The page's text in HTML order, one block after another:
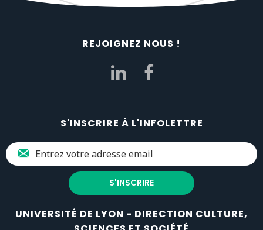
REJOIGNEZ NOUS !
S'INSCRIRE À L'INFOLETTRE
UNIVERSITÉ DE LYON - DIRECTION CULTURE,